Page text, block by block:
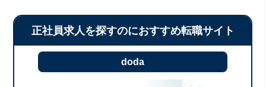
正社員求人を探すのにおすすめ転職サイト
doda